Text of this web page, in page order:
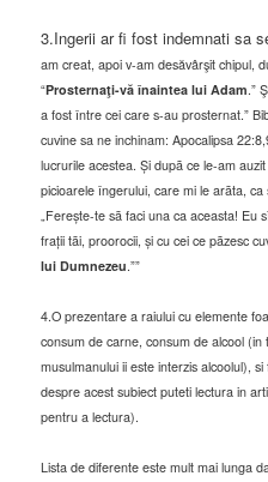
3.Ingerii ar fi fost indemnati sa
am creat, apoi v-am desăvârşit chipul,
“Prosternaţi-vă înaintea lui Adam.”
a fost între cei care s-au prosternat.”
cuvine sa ne inchinam: Apocalipsa
lucrurile acestea. Și dupã ce le-am
picioarele îngerului, care mi le arãta,
„Ferește-te sã faci una ca aceasta!
frații tãi, proorocii, și cu cei ce pãzesc
lui Dumnezeu.””
4.O prezentare a raiului cu elemente
consum de carne, consum de alcool
musulmanului ii este interzis alcoolul),
despre acest subiect puteti lectura in
pentru a lectura).
Lista de diferente este mult mai lunga